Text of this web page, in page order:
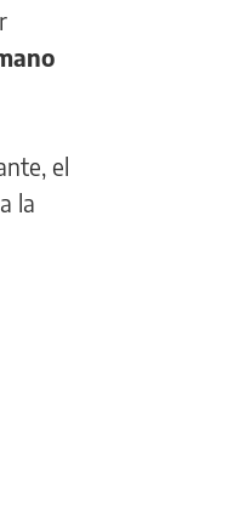
el
la